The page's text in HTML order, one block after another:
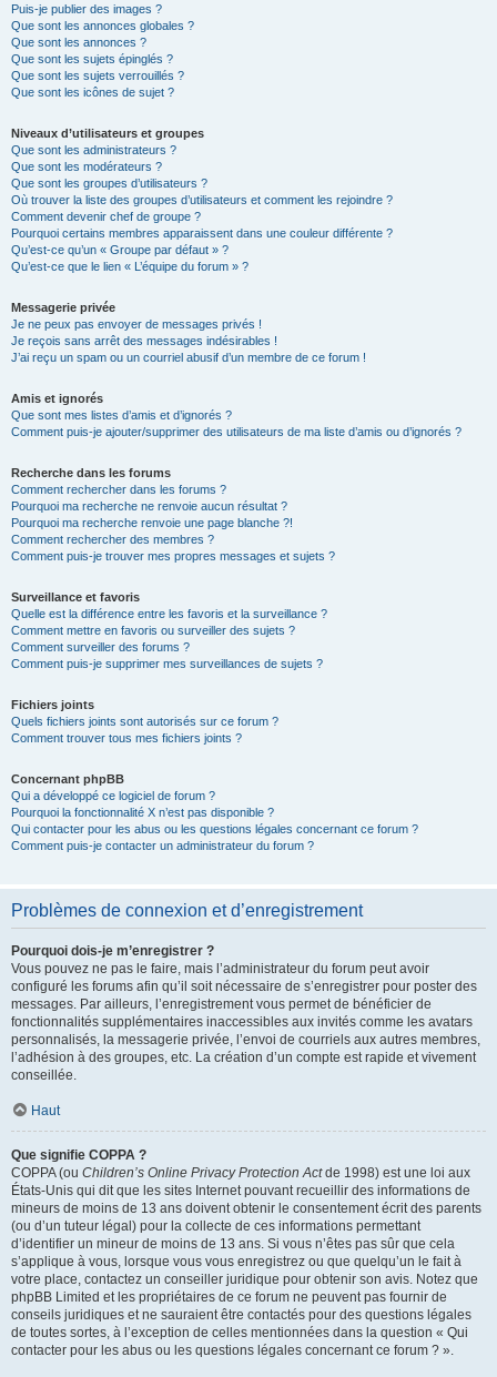
Puis-je publier des images ?
Que sont les annonces globales ?
Que sont les annonces ?
Que sont les sujets épinglés ?
Que sont les sujets verrouillés ?
Que sont les icônes de sujet ?
Niveaux d’utilisateurs et groupes
Que sont les administrateurs ?
Que sont les modérateurs ?
Que sont les groupes d’utilisateurs ?
Où trouver la liste des groupes d’utilisateurs et comment les rejoindre ?
Comment devenir chef de groupe ?
Pourquoi certains membres apparaissent dans une couleur différente ?
Qu’est-ce qu’un « Groupe par défaut » ?
Qu’est-ce que le lien « L’équipe du forum » ?
Messagerie privée
Je ne peux pas envoyer de messages privés !
Je reçois sans arrêt des messages indésirables !
J’ai reçu un spam ou un courriel abusif d’un membre de ce forum !
Amis et ignorés
Que sont mes listes d’amis et d’ignorés ?
Comment puis-je ajouter/supprimer des utilisateurs de ma liste d’amis ou d’ignorés ?
Recherche dans les forums
Comment rechercher dans les forums ?
Pourquoi ma recherche ne renvoie aucun résultat ?
Pourquoi ma recherche renvoie une page blanche ?!
Comment rechercher des membres ?
Comment puis-je trouver mes propres messages et sujets ?
Surveillance et favoris
Quelle est la différence entre les favoris et la surveillance ?
Comment mettre en favoris ou surveiller des sujets ?
Comment surveiller des forums ?
Comment puis-je supprimer mes surveillances de sujets ?
Fichiers joints
Quels fichiers joints sont autorisés sur ce forum ?
Comment trouver tous mes fichiers joints ?
Concernant phpBB
Qui a développé ce logiciel de forum ?
Pourquoi la fonctionnalité X n’est pas disponible ?
Qui contacter pour les abus ou les questions légales concernant ce forum ?
Comment puis-je contacter un administrateur du forum ?
Problèmes de connexion et d’enregistrement
Pourquoi dois-je m’enregistrer ?
Vous pouvez ne pas le faire, mais l’administrateur du forum peut avoir
configuré les forums afin qu’il soit nécessaire de s’enregistrer pour poster des
messages. Par ailleurs, l’enregistrement vous permet de bénéficier de
fonctionnalités supplémentaires inaccessibles aux invités comme les avatars
personnalisés, la messagerie privée, l’envoi de courriels aux autres membres,
l’adhésion à des groupes, etc. La création d’un compte est rapide et vivement
conseillée.
Haut
Que signifie COPPA ?
COPPA (ou Children’s Online Privacy Protection Actde 1998) est une loi aux
États-Unis qui dit que les sites Internet pouvant recueillir des informations de
mineurs de moins de 13 ans doivent obtenir le consentement écrit des parents
(ou d’un tuteur légal) pour la collecte de ces informations permettant
d’identifier un mineur de moins de 13 ans. Si vous n’êtes pas sûr que cela
s’applique à vous, lorsque vous vous enregistrez ou que quelqu’un le fait à
votre place, contactez un conseiller juridique pour obtenir son avis. Notez que
phpBB Limited et les propriétaires de ce forum ne peuvent pas fournir de
conseils juridiques et ne sauraient être contactés pour des questions légales
de toutes sortes, à l’exception de celles mentionnées dans la question « Qui
contacter pour les abus ou les questions légales concernant ce forum ? ».